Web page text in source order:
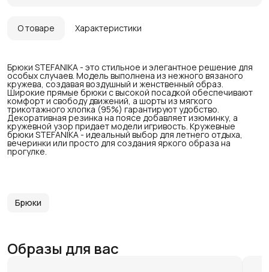
О товаре Характеристики
Брюки STEFANIKA - это стильное и элегантное решение для
особых случаев. Модель выполнена из нежного вязаного
кружева, создавая воздушный и женственный образ.
Широкие прямые брюки с высокой посадкой обеспечивают
комфорт и свободу движений, а шорты из мягкого
трикотажного хлопка (95%) гарантируют удобство.
Декоративная резинка на поясе добавляет изюминку, а
кружевной узор придает модели игривость. Кружевные
брюки STEFANIKA - идеальный выбор для летнего отдыха,
вечеринки или просто для создания яркого образа на
прогулке.
Брюки
Образы для вас